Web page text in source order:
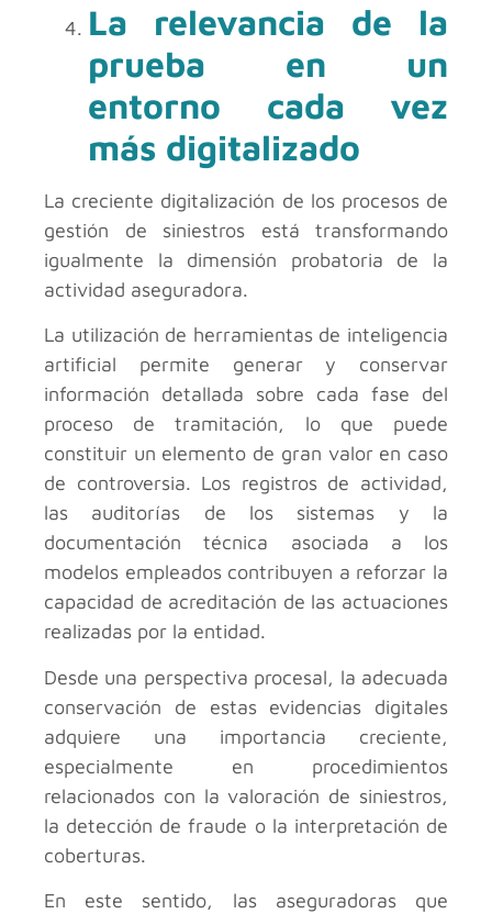
La relevancia de la
prueba en un
entorno cada vez
más digitalizado
La creciente digitalización de los procesos de
gestión de siniestros está transformando
igualmente la dimensión probatoria de la
actividad aseguradora.
La utilización de herramientas de inteligencia
artificial permite generar y conservar
información detallada sobre cada fase del
proceso de tramitación, lo que puede
constituir un elemento de gran valor en caso
de controversia. Los registros de actividad,
las auditorías de los sistemas y la
documentación técnica asociada a los
modelos empleados contribuyen a reforzar la
capacidad de acreditación de las actuaciones
realizadas por la entidad.
Desde una perspectiva procesal, la adecuada
conservación de estas evidencias digitales
adquiere una importancia creciente,
especialmente en procedimientos
relacionados con la valoración de siniestros,
la detección de fraude o la interpretación de
coberturas.
En este sentido, las aseguradoras que